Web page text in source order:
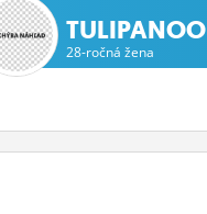
TULIPANOO
28-ročná žena